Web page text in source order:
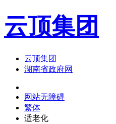
云顶集团
云顶集团
湖南省政府网
网站无障碍
繁体
适老化